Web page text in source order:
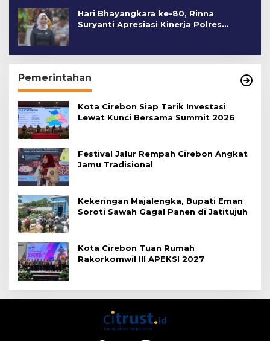
Hari Bhayangkara ke-80, Rinna
Suryanti Apresiasi Kinerja Polres
Pemerintahan
Kota Cirebon Siap Tarik Investasi
Lewat Kunci Bersama Summit 2026
Festival Jalur Rempah Cirebon Angkat
Jamu Tradisional
Kekeringan Majalengka, Bupati Eman
Soroti Sawah Gagal Panen di Jatitujuh
Kota Cirebon Tuan Rumah
Rakorkomwil III APEKSI 2027